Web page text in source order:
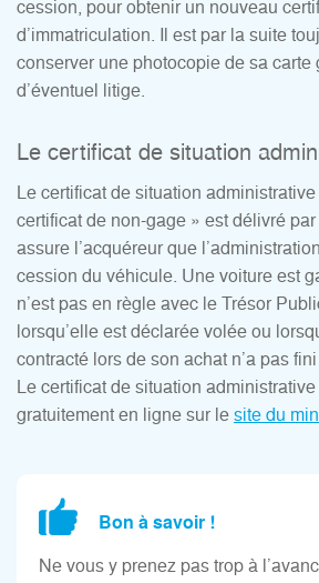
cession, pour obtenir un nouveau
d’immatriculation. Il est par la suite
conserver une photocopie de sa carte
d’éventuel litige.
Le certificat de situation
Le certificat de situation
certificat de non-gage » est délivré
assure l’acquéreur que
cession du véhicule. Une voiture est
n’est pas en règle avec le Trésor
lorsqu’elle est déclarée volée ou
contracté lors de son achat n’a pas
Le certificat de situation administrative
gratuitement en ligne sur le site du
Bon à savoir !
Ne vous y prenez pas trop à